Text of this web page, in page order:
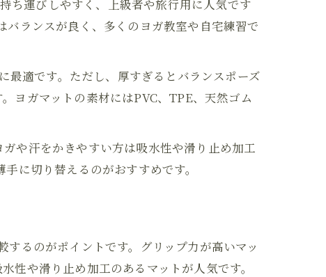
ち運びしやすく、上級者や旅行用に人気です
ランスが良く、多くのヨガ教室や自宅練習で
最適です。ただし、厚すぎるとバランスポーズ
ヨガマットの素材にはPVC、TPE、天然ゴム
や汗をかきやすい方は吸水性や滑り止め加工
に切り替えるのがおすすめです。
るのがポイントです。グリップ力が高いマッ
性や滑り止め加工のあるマットが人気です。